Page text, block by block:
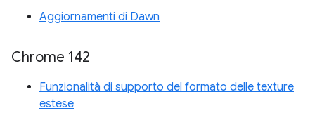
Aggiornamenti di Dawn
Chrome 142
Funzionalità di supporto del formato delle texture
estese